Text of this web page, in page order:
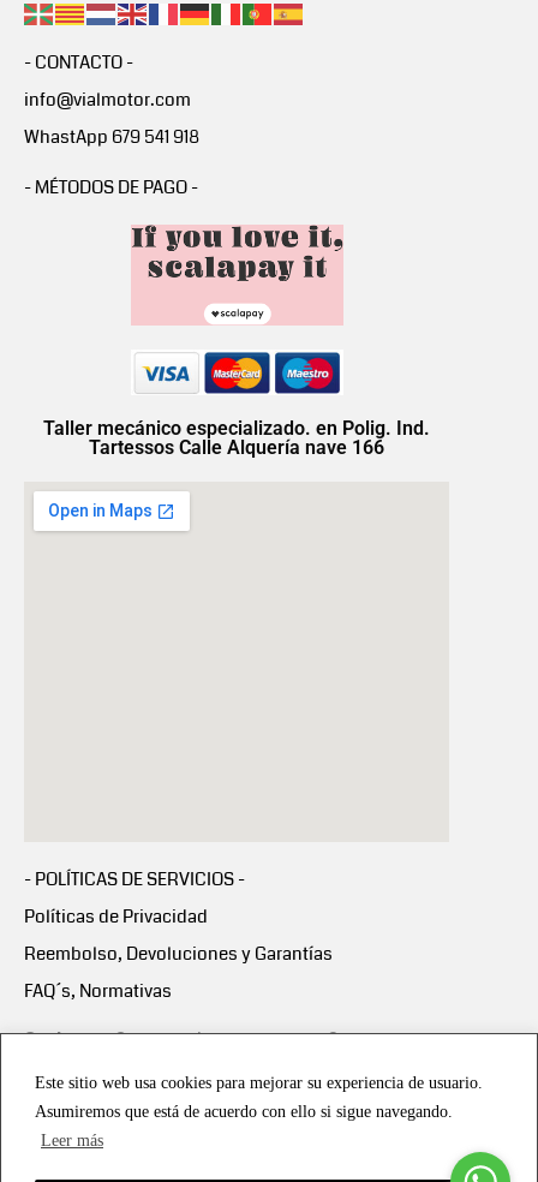
Este sitio web usa cookies para mejorar su experiencia de usuario.
Asumiremos que está de acuerdo con ello si sigue navegando.
Leer más
- CONTACTO -
info@vialmotor.com
WhastApp 679 541 918
- MÉTODOS DE PAGO -
Taller mecánico especializado. en Polig. Ind.
Tartessos Calle Alquería nave 166
- POLÍTICAS DE SERVICIOS -
Políticas de Privacidad
Reembolso, Devoluciones y Garantías
FAQ´s, Normativas
Scalapay:Compra ahora y paga en 3 cuotas
Scalapay Política Privacidad